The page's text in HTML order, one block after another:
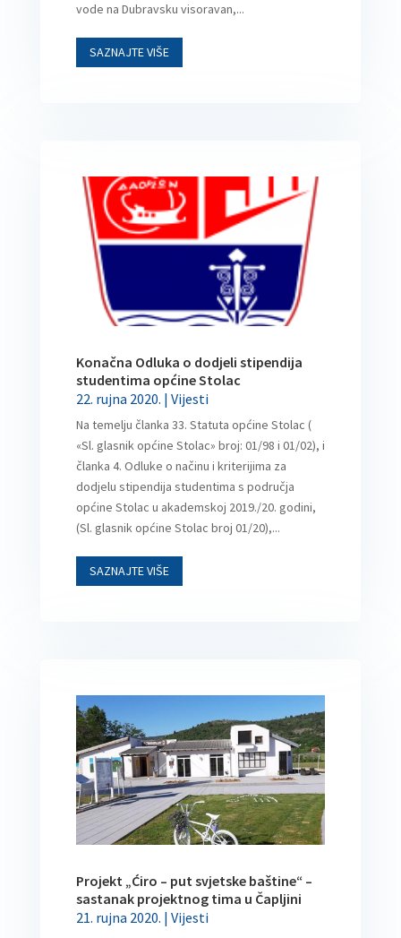
vode na Dubravsku visoravan,...
SAZNAJTE VIŠE
Konačna Odluka o dodjeli stipendija
studentima općine Stolac
22. rujna 2020. | Vijesti
Na temelju članka 33. Statuta općine Stolac (
«Sl. glasnik općine Stolac» broj: 01/98 i 01/02), i
članka 4. Odluke o načinu i kriterijima za
dodjelu stipendija studentima s područja
općine Stolac u akademskoj 2019./20. godini,
(Sl. glasnik općine Stolac broj 01/20),...
SAZNAJTE VIŠE
Projekt „Ćiro – put svjetske baštine“ –
sastanak projektnog tima u Čapljini
21. rujna 2020. | Vijesti